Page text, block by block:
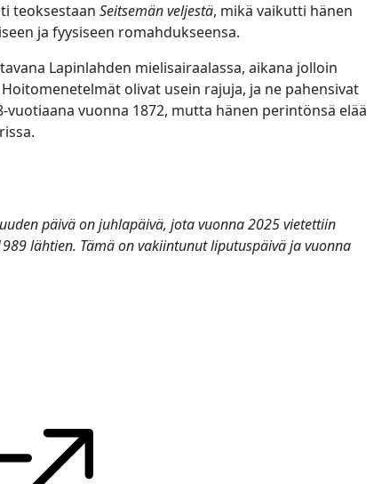
teoksestaan Seitsemän veljestä, mikä vaikutti hänen
ja fyysiseen romahdukseensa.
Lapinlahden mielisairaalassa, aikana jolloin
olivat usein rajuja, ja ne pahensivat
vuonna 1872, mutta hänen perintönsä elää
päiväon juhlapäivä, jota vuonna 2025 vietettiin
lähtien. Tämä on vakiintunut liputuspäivä ja vuonna